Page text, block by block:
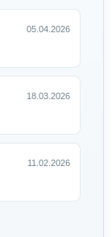
05.04.2026
18.03.2026
11.02.2026